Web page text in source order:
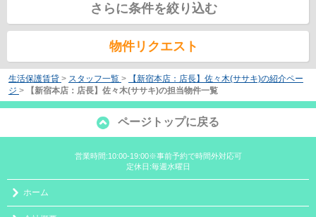
さらに条件を絞り込む
物件リクエスト
生活保護賃貸 > スタッフ一覧 >
【新宿本店：店長】佐々木(ササキ)の紹介ペー
ジ > 【新宿本店：店長】佐々木(ササキ)の担当物件一覧
ページトップに戻る
営業時間:10:00-19:00※事前予約で時間外対応可
定休日:毎週水曜日
ホーム